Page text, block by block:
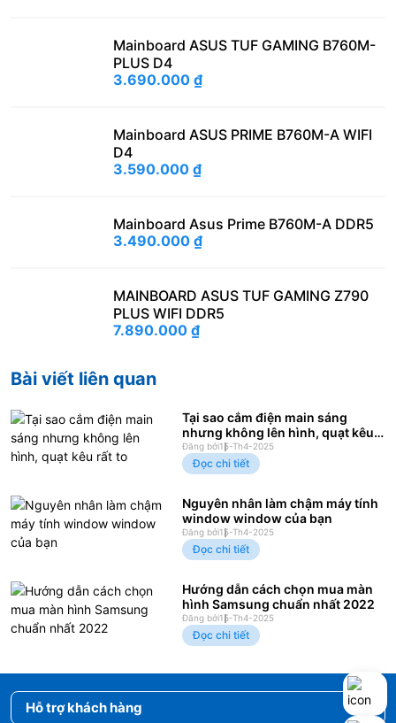
Mainboard ASUS TUF GAMING B760M-
PLUS D4
3.690.000 ₫
Mainboard ASUS PRIME B760M-A WIFI
D4
3.590.000 ₫
Mainboard Asus Prime B760M-A DDR5
3.490.000 ₫
MAINBOARD ASUS TUF GAMING Z790
PLUS WIFI DDR5
7.890.000 ₫
Bài viết liên quan
Đăng bởi15-Th4-2025
Tại sao cắm điện main sáng
nhưng không lên hình, quạt kêu
rất to
Đọc chi tiết
Đăng bởi15-Th4-2025
Nguyên nhân làm chậm máy tính
window window của bạn
Đọc chi tiết
Đăng bởi15-Th4-2025
Hướng dẫn cách chọn mua màn
hình Samsung chuẩn nhất 2022
Đọc chi tiết
Hỗ trợ khách hàng